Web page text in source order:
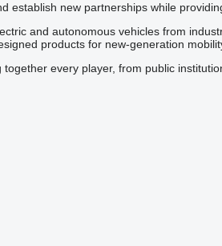
new partnerships while
and autonomous vehicles from
products for new-generation
every player, from public